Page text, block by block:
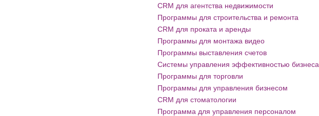
CRM для агентства недвижимости
Программы для строительства и ремонта
CRM для проката и аренды
Программы для монтажа видео
Программы выставления счетов
Системы управления эффективностью бизнеса
Программы для торговли
Программы для управления бизнесом
CRM для стоматологии
Программа для управления персоналом